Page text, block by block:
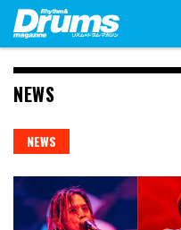
Skip
content
NEWS
NEWS